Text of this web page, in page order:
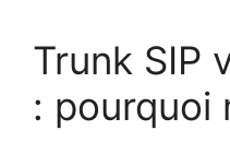
Trunk SIP
: pourquoi